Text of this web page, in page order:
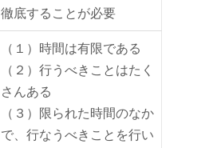
徹底することが必要
（１）時間は有限である
（２）行うべきことはたく
さんある
（３）限られた時間のなか
で、行なうべきことを行い